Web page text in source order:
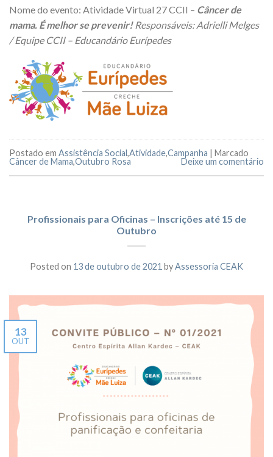
Nome do evento: Atividade Virtual 27 CCII – Câncer de
mama. É melhor se prevenir! Responsáveis: Adrielli Melges
/ Equipe CCII – Educandário Eurípedes
Postado em Assistência Social,Atividade,Campanha | Marcado
Câncer de Mama,Outubro Rosa Deixe um comentário
Profissionais para Oficinas – Inscrições até 15 de
Outubro
Posted on 13 de outubro de 2021 byAssessoria CEAK
13
OUT